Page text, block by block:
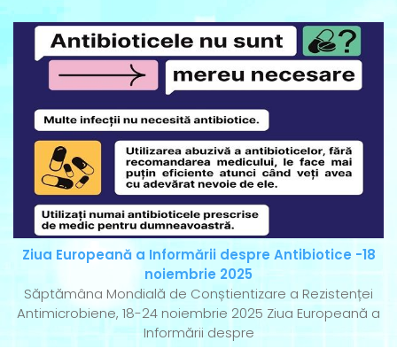
Ziua Europeană a Informării despre Antibiotice -18
noiembrie 2025
Săptămâna Mondială de Conștientizare a Rezistenței
Antimicrobiene, 18-24 noiembrie 2025 Ziua Europeană a
Informării despre